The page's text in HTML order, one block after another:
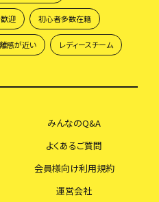
迎 初心者多数在籍
感が近い レディースチーム
みんなのQ&A
よくあるご質問
会員様向け利用規約
運営会社